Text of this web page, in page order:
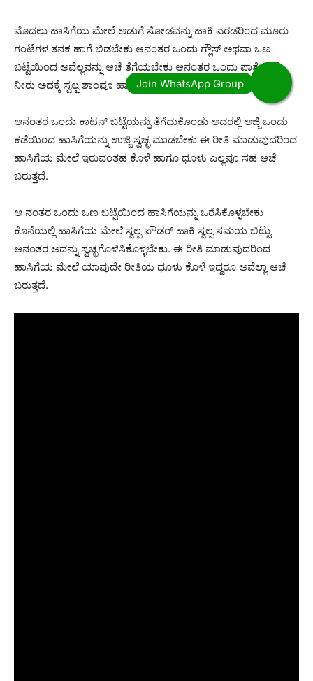
ಮೊದಲು ಹಾಸಿಗೆಯ ಮೇಲೆ ಅಡುಗೆ ಸೋಡವನ್ನು ಹಾಕಿ ಎರಡರಿಂದ ಮೂರು
ಗಂಟೆಗಳ ತನಕ ಹಾಗೆ ಬಿಡಬೇಕು ಆನಂತರ ಒಂದು ಗ್ಲೌಸ್ ಅಥವಾ ಒಣ
ಬಟ್ಟೆಯಿಂದ ಅವೆಲ್ಲವನ್ನು ಆಚೆ ತೆಗೆಯಬೇಕು ಆನಂತರ ಒಂದು ಪಾತ್ರೆಯಲ್ಲಿ
ನೀರು ಅದಕ್ಕೆ ಸ್ವಲ್ಪ ಶಾಂಪೂ ಹಾಕಿ ಚೆನ್ನಾಗಿ ಮಿಶ್ರಣ ಮಾಡಿಕೊಳ್ಳಬೇಕು.
ಆನಂತರ ಒಂದು ಕಾಟನ್ ಬಟ್ಟೆಯನ್ನು ತೆಗೆದುಕೊಂಡು ಅದರಲ್ಲಿ ಅಜ್ಜಿ ಒಂದು
ಕಡೆಯಿಂದ ಹಾಸಿಗೆಯನ್ನು ಉಜ್ಜಿ ಸ್ವಚ್ಛ ಮಾಡಬೇಕು ಈ ರೀತಿ ಮಾಡುವುದರಿಂದ
ಹಾಸಿಗೆಯ ಮೇಲೆ ಇರುವಂತಹ ಕೊಳೆ ಹಾಗೂ ಧೂಳು ಎಲ್ಲವೂ ಸಹ ಆಚೆ
ಬರುತ್ತದೆ.
ಆ ನಂತರ ಒಂದು ಒಣ ಬಟ್ಟೆಯಿಂದ ಹಾಸಿಗೆಯನ್ನು ಒರೆಸಿಕೊಳ್ಳಬೇಕು
ಕೊನೆಯಲ್ಲಿ ಹಾಸಿಗೆಯ ಮೇಲೆ ಸ್ವಲ್ಪ ಪೌಡರ್ ಹಾಕಿ ಸ್ವಲ್ಪ ಸಮಯ ಬಿಟ್ಟು
ಆನಂತರ ಅದನ್ನು ಸ್ವಚ್ಛಗೊಳಿಸಿಕೊಳ್ಳಬೇಕು. ಈ ರೀತಿ ಮಾಡುವುದರಿಂದ
ಹಾಸಿಗೆಯ ಮೇಲೆ ಯಾವುದೇ ರೀತಿಯ ಧೂಳು ಕೊಳೆ ಇದ್ದರೂ ಅವೆಲ್ಲಾ ಆಚೆ
ಬರುತ್ತದೆ.